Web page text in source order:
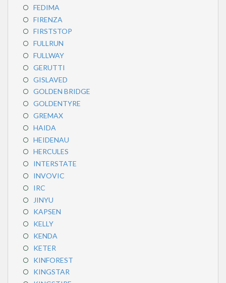
FEDIMA
FIRENZA
FIRSTSTOP
FULLRUN
FULLWAY
GERUTTI
GISLAVED
GOLDEN BRIDGE
GOLDENTYRE
GREMAX
HAIDA
HEIDENAU
HERCULES
INTERSTATE
INVOVIC
IRC
JINYU
KAPSEN
KELLY
KENDA
KETER
KINFOREST
KINGSTAR